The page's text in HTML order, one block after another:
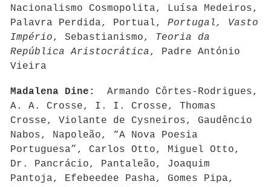
Nacionalismo Cosmopolita, Luísa Medeiros,
Palavra Perdida, Portual, Portugal, Vasto
Império, Sebastianismo, Teoria da
República Aristocrática, Padre António
Vieira
Madalena Dine: Armando Côrtes-Rodrigues,
A. A. Crosse, I. I. Crosse, Thomas
Crosse, Violante de Cysneiros, Gaudêncio
Nabos, Napoleão, “A Nova Poesia
Portuguesa”, Carlos Otto, Miguel Otto,
Dr. Pancrácio, Pantaleão, Joaquim
Pantoja, Efebeedee Pasha, Gomes Pipa,